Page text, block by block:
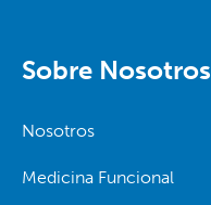
Sobre Nosotros
Nosotros
Medicina Funcional